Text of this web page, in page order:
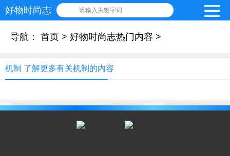
好物时尚志 请输入关键字词
导航： 首页 > 好物时尚志热门内容 >
机制 了解更多有关机制的内容